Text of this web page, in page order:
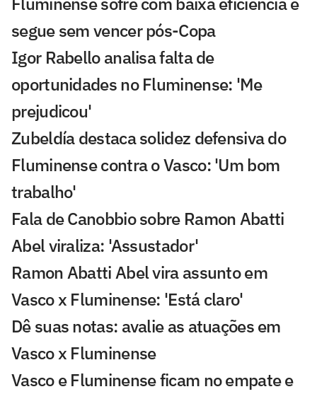
segue sem vencer pós-Copa
Igor Rabello analisa falta de
oportunidades no Fluminense: 'Me
prejudicou'
Zubeldía destaca solidez defensiva do
Fluminense contra o Vasco: 'Um bom
trabalho'
Fala de Canobbio sobre Ramon Abatti
Abel viraliza: 'Assustador'
Ramon Abatti Abel vira assunto em
Vasco x Fluminense: 'Está claro'
Dê suas notas: avalie as atuações em
Vasco x Fluminense
Vasco e Fluminense ficam no empate e